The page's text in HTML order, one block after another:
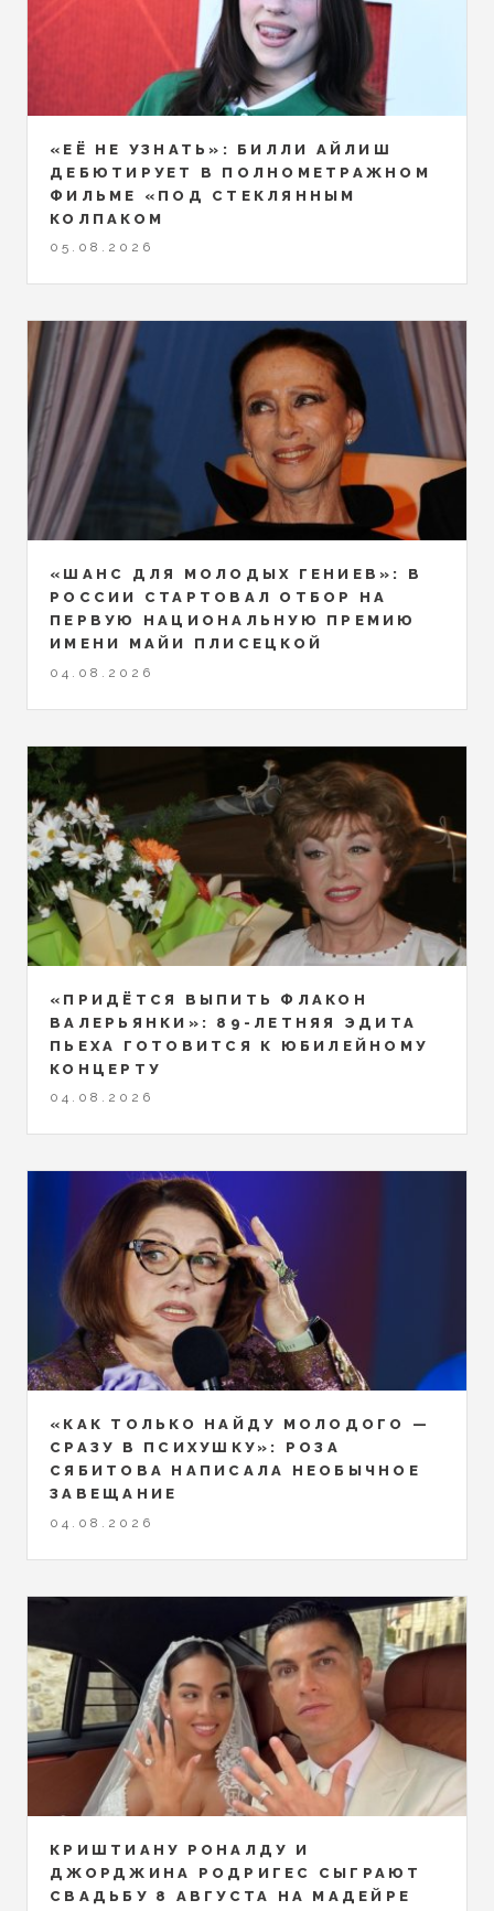
«ЕЁ НЕ УЗНАТЬ»: БИЛЛИ АЙЛИШ
ДЕБЮТИРУЕТ В ПОЛНОМЕТРАЖНОМ
ФИЛЬМЕ «ПОД СТЕКЛЯННЫМ
КОЛПАКОМ
05.08.2026
«ШАНС ДЛЯ МОЛОДЫХ ГЕНИЕВ»: В
РОССИИ СТАРТОВАЛ ОТБОР НА
ПЕРВУЮ НАЦИОНАЛЬНУЮ ПРЕМИЮ
ИМЕНИ МАЙИ ПЛИСЕЦКОЙ
04.08.2026
«ПРИДЁТСЯ ВЫПИТЬ ФЛАКОН
ВАЛЕРЬЯНКИ»: 89-ЛЕТНЯЯ ЭДИТА
ПЬЕХА ГОТОВИТСЯ К ЮБИЛЕЙНОМУ
КОНЦЕРТУ
04.08.2026
«КАК ТОЛЬКО НАЙДУ МОЛОДОГО —
СРАЗУ В ПСИХУШКУ»: РОЗА
СЯБИТОВА НАПИСАЛА НЕОБЫЧНОЕ
ЗАВЕЩАНИЕ
04.08.2026
КРИШТИАНУ РОНАЛДУ И
ДЖОРДЖИНА РОДРИГЕС СЫГРАЮТ
СВАДЬБУ 8 АВГУСТА НА МАДЕЙРЕ